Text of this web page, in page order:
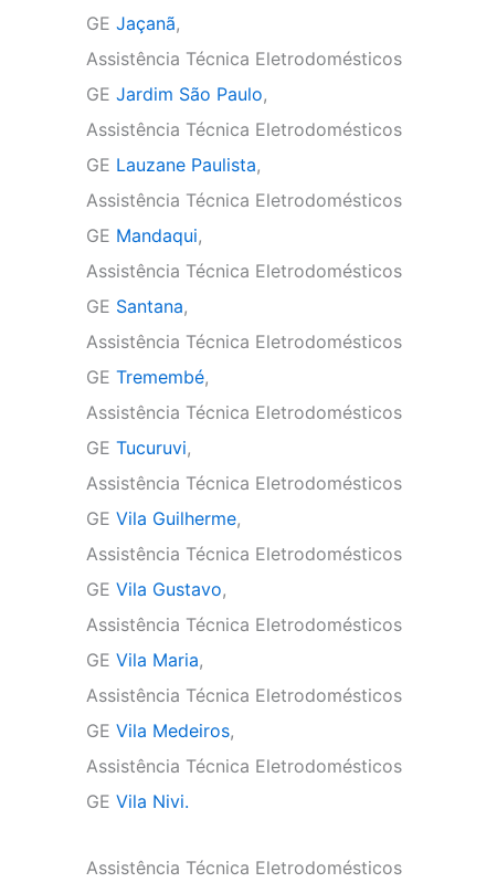
GE Jaçanã,
Assistência Técnica Eletrodomésticos
GE Jardim São Paulo,
Assistência Técnica Eletrodomésticos
GE Lauzane Paulista,
Assistência Técnica Eletrodomésticos
GE Mandaqui,
Assistência Técnica Eletrodomésticos
GE Santana,
Assistência Técnica Eletrodomésticos
GE Tremembé,
Assistência Técnica Eletrodomésticos
GE Tucuruvi,
Assistência Técnica Eletrodomésticos
GE Vila Guilherme,
Assistência Técnica Eletrodomésticos
GE Vila Gustavo,
Assistência Técnica Eletrodomésticos
GE Vila Maria,
Assistência Técnica Eletrodomésticos
GE Vila Medeiros,
Assistência Técnica Eletrodomésticos
GE Vila Nivi.
Assistência Técnica Eletrodomésticos